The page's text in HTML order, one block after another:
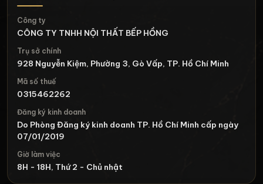
Công ty
CÔNG TY TNHH NỘI THẤT BẾP HỒNG
Trụ sở chính
928 Nguyễn Kiệm, Phường 3, Gò Vấp, TP. Hồ Chí Minh
Mã số thuế
0315462262
Đăng ký kinh doanh
Do Phòng Đăng ký kinh doanh TP. Hồ Chí Minh cấp ngày
07/01/2019
Giờ làm việc
8H - 18H, Thứ 2 - Chủ nhật